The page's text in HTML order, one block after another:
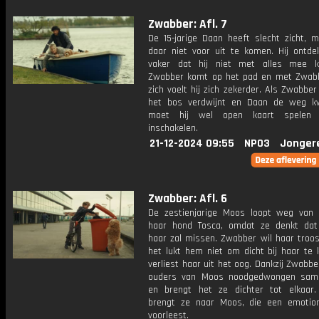
Zwabber: Afl. 7
De 15-jarige Daan heeft slecht zicht,
daar niet voor uit te komen. Hij
vaker dat hij niet met alles mee
Zwabber komt op het pad en met
zich voelt hij zich zekerder. Als
het bos verdwijnt en Daan de weg
moet hij wel open kaart spelen
inschakelen.
21-12-2024 09:55 NPO3
Zwabber: Afl. 6
De zestienjarige Moos loopt weg
haar hond Tosca, omdat ze denkt
haar zal missen. Zwabber wil haar
het lukt hem niet om dicht bij haar te
verliest haar uit het oog. Dankzij
ouders van Moos noodgedwongen
en brengt het ze dichter tot elkaar.
brengt ze naar Moos, die een
voorleest.